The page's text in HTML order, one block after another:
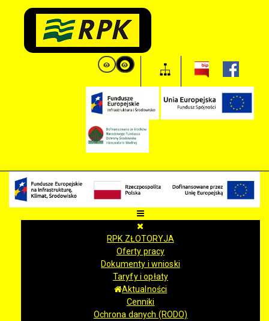
RPK ZŁOTORYJA
Oferty pracy
Dokumenty i wnioski
Taryfy i opłaty
Aktualności
Cenniki
Ochrona danych (RODO)